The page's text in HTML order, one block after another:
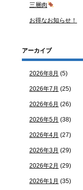
三層肉
お得なお知らせ！
アーカイブ
2026年8月 (5)
2026年7月 (25)
2026年6月 (26)
2026年5月 (38)
2026年4月 (27)
2026年3月 (29)
2026年2月 (29)
2026年1月 (35)